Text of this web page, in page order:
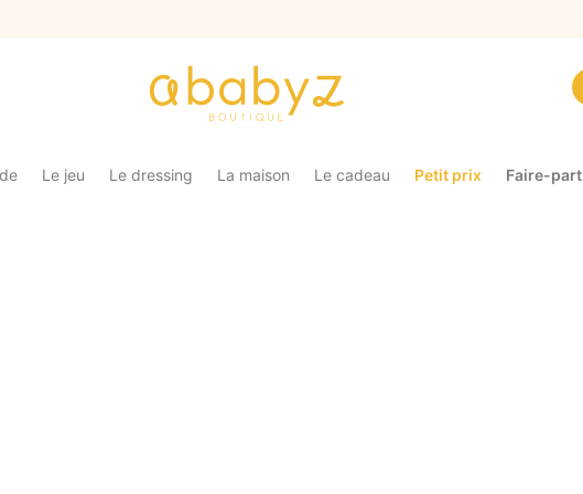
Le jeu Le dressing La maison Le cadeau Petit prix Faire-part